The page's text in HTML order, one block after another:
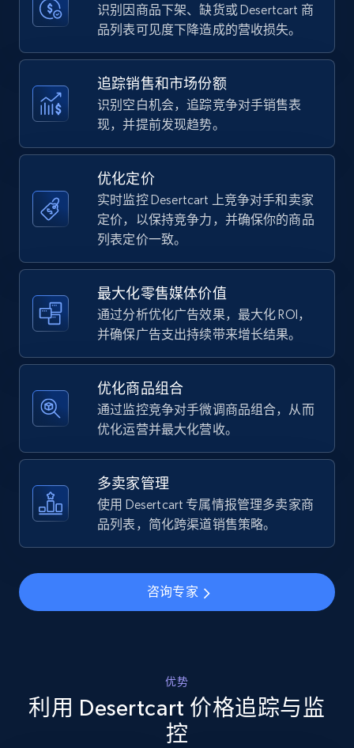
more.
35.3K+ 5.7K+ 立即开始
Amazon Reviews
URL, Product name, Product rating, Product
rating object, Product rating max, Rating,
Author name, Asin, and more.
7.4K+ 870+
Walmart - products
URL, Final price, Sku, Currency, Gtin,
more.
875+ 立即开始
Walmart - products - Find new products by
using specific category URL
URL, Final price, Sku, Currency, Gtin,
Specifications, Image urls, Top reviews, and
5.6K+ 875+ 立即开始
Walmart - products - Collects products by
specific keywords
URL, Final price, Sku, Currency, Gtin,
识别因商品下架、缺货或 Desertcart 商
品列表可见度下降造成的营收损失。
追踪销售和市场份额
识别空白机会，追踪竞争对手销售表
现，并提前发现趋势。
优化定价
实时监控 Desertcart 上竞争对手和卖家
定价，以保持竞争力，并确保你的商品
列表定价一致。
最大化零售媒体价值
通过分析优化广告效果，最大化 ROI，
并确保广告支出持续带来增长结果。
优化商品组合
通过监控竞争对手微调商品组合，从而
优化运营并最大化营收。
多卖家管理
使用 Desertcart 专属情报管理多卖家商
品列表，简化跨渠道销售策略。
咨询专家
优势
利用 Desertcart 价格追踪与监
控